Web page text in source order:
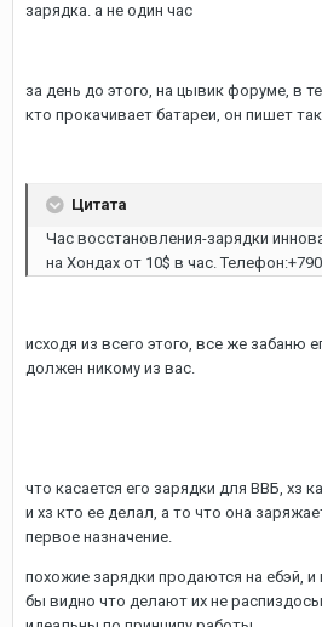
зарядка. а не один час
за день до этого, на цывик форуме, в
кто прокачивает батареи, он пишет
Цитата
Час восстановления-зарядки
на Хондах от 10$ в час.
исходя из всего этого, все же забаню
должен никому из вас.
что касается его зарядки для ВВБ, хз
и хз кто ее делал, а то что она
первое назначение.
похожие зарядки продаются на ебэй, и
бы видно что делают их не